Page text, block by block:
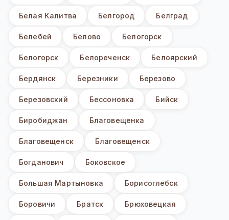
Белая Калитва Белгород Белград
Белебей Белово Белогорск
Белогорск Белореченск Белоярский
Бердянск Березники Березово
Березовский Бессоновка Бийск
Биробиджан Благовещенка
Благовещенск Благовещенск
Богданович Боковское
Большая Мартыновка Борисоглебск
Боровичи Братск Брюховецкая